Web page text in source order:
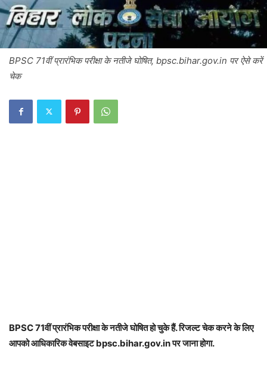
BPSC 71वीं प्रारंभिक परीक्षा के नतीजे घोषित, bpsc.bihar.gov.in पर ऐसे करें
चेक
BPSC 71वीं प्रारंभिक परीक्षा के नतीजे घोषित हो चुके हैं. रिजल्ट चेक करने के लिए
आपको आधिकारिक वेबसाइट bpsc.bihar.gov.in पर जाना होगा.